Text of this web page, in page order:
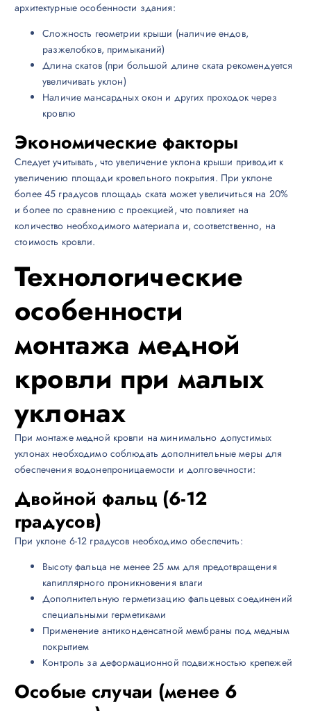
архитектурные особенности здания:
Сложность геометрии крыши (наличие ендов,
разжелобков, примыканий)
Длина скатов (при большой длине ската рекомендуется
увеличивать уклон)
Наличие мансардных окон и других проходок через
кровлю
Экономические факторы
Следует учитывать, что увеличение уклона крыши приводит к
увеличению площади кровельного покрытия. При уклоне
более 45 градусов площадь ската может увеличиться на 20%
и более по сравнению с проекцией, что повлияет на
количество необходимого материала и, соответственно, на
стоимость кровли.
Технологические
особенности
монтажа медной
кровли при малых
уклонах
При монтаже медной кровли на минимально допустимых
уклонах необходимо соблюдать дополнительные меры для
обеспечения водонепроницаемости и долговечности:
Двойной фальц (6-12
градусов)
При уклоне 6-12 градусов необходимо обеспечить:
Высоту фальца не менее 25 мм для предотвращения
капиллярного проникновения влаги
Дополнительную герметизацию фальцевых соединений
специальными герметиками
Применение антиконденсатной мембраны под медным
покрытием
Контроль за деформационной подвижностью крепежей
Особые случаи (менее 6